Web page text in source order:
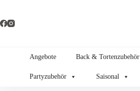
springen
Angebote Back & Tortenzubehör
Partyzubehör Saisonal